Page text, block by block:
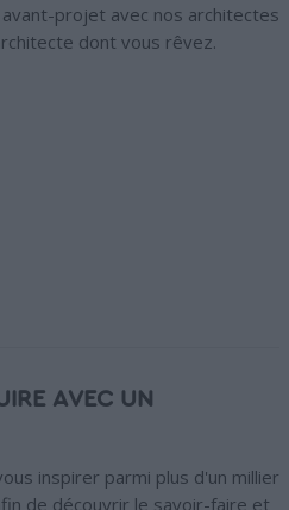
projet avec nos architectes
dont vous rêvez.
AVEC UN
inspirer parmi plus d'un millier
de découvrir le savoir-faire et